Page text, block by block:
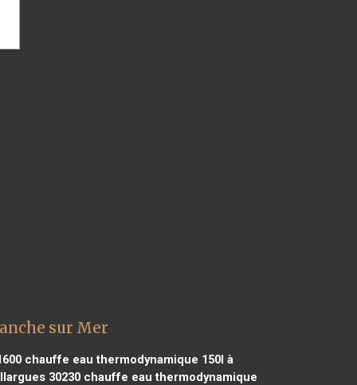
sur Mer
chauffe eau thermodynamique 150l à
30230chauffe eau thermodynamique